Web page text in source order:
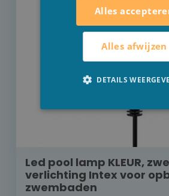
Led pool lamp KLEUR,
verlichting Intex voor
zwembaden
Alles
Alles afwijzen
DETAILS